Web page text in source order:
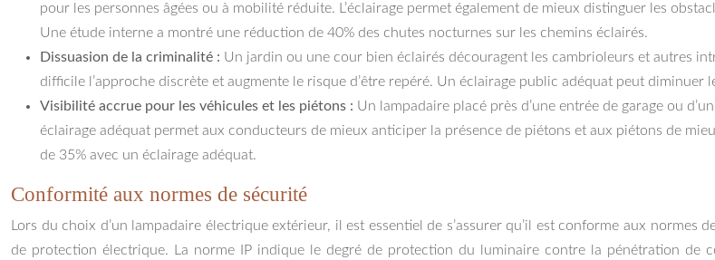
pour les personnes âgées ou à mobilité réduite. L’éclairage permet également de mieux distinguer les
Une étude interne a montré une réduction de 40% des chutes nocturnes sur les chemins éclairés.
Dissuasion de la criminalité : Un jardin ou une cour bien éclairés découragent les cambrioleurs et autres
difficile l’approche discrète et augmente le risque d’être repéré. Un éclairage public adéquat peut diminuer
Visibilité accrue pour les véhicules et les piétons : Un lampadaire placé près d’une entrée de garage ou
éclairage adéquat permet aux conducteurs de mieux anticiper la présence de piétons et aux piétons de
de 35% avec un éclairage adéquat.
Conformité aux normes de sécurité
Lors du choix d’un lampadaire électrique extérieur, il est essentiel de s’assurer qu’il est conforme aux
de protection électrique. La norme IP indique le degré de protection du luminaire contre la pénétration de